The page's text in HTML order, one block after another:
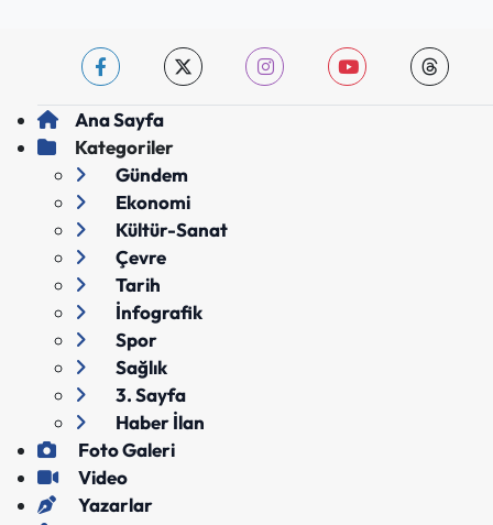
Ana Sayfa
Kategoriler
Gündem
Ekonomi
Kültür-Sanat
Çevre
Tarih
İnfografik
Spor
Sağlık
3. Sayfa
Haber İlan
Foto Galeri
Video
Yazarlar